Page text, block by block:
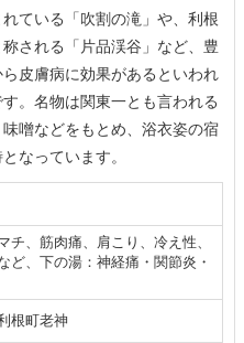
ている「吹割の滝」や、利根
される「片品渓谷」など、豊
皮膚病に効果があるといわれ
。名物は関東一とも言われる
噌などをもとめ、浴衣姿の宿
なっています。
チ、筋肉痛、肩こり、冷え性、
ど、下の湯：神経痛・関節炎・
根町老神